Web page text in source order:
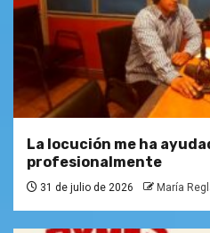
La locución me ha
profesionalmente
31 de julio de 2026 María